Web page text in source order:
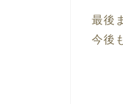
最後
今後